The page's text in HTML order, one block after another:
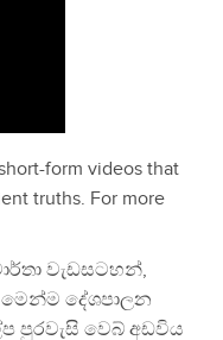
form videos that
truths. For more
වැඩසටහන්,
මෙන්ම දේශපාලන
පුරවැසි වෙබ් අඩවිය